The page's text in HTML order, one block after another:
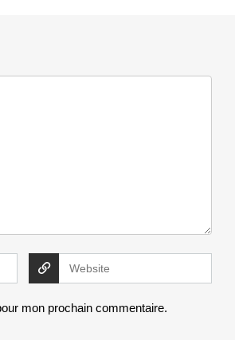
mon prochain commentaire.